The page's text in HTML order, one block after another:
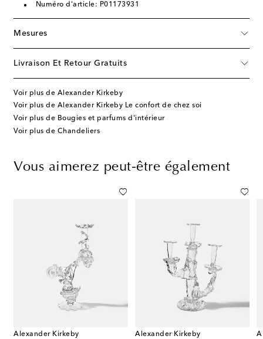
Numéro d'article: P01173931
Mesures
Livraison Et Retour Gratuits
Voir plus de Alexander Kirkeby
Voir plus de Alexander Kirkeby Le confort de chez soi
Voir plus de Bougies et parfums d'intérieur
Voir plus de Chandeliers
Vous aimerez peut-être également
Alexander Kirkeby
Alexander Kirkeby